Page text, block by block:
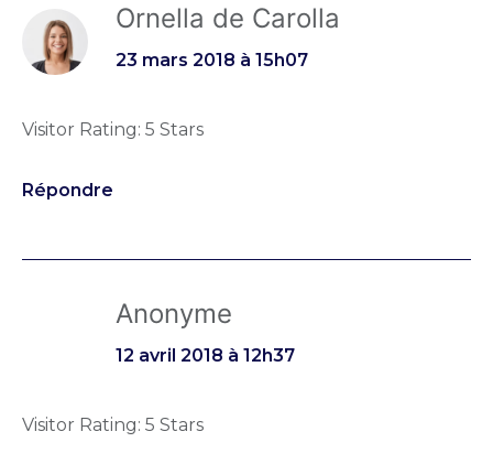
Ornella de Carolla
23 mars 2018 à 15h07
Visitor Rating: 5 Stars
Répondre
Anonyme
12 avril 2018 à 12h37
Visitor Rating: 5 Stars